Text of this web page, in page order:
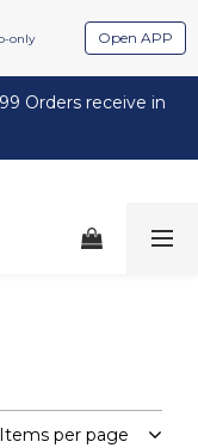
only
Open APP
Orders receive in
per page